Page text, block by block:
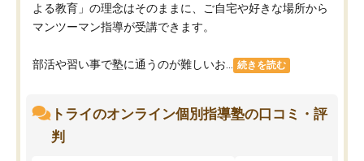
よる教育」の理念はそのままに、ご自宅や好きな場所から
マンツーマン指導が受講できます。
部活や習い事で塾に通うのが難しいお... 続きを読む
トライのオンライン個別指導塾の口コミ・評
判